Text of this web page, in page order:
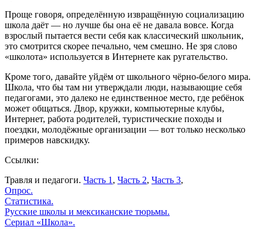
Проще говоря, определённую извращённую социализацию
школа даёт — но лучше бы она её не давала вовсе. Когда
взрослый пытается вести себя как классический школьник,
это смотрится скорее печально, чем смешно. Не зря слово
«школота» используется в Интернете как ругательство.
Кроме того, давайте уйдём от школьного чёрно-белого мира.
Школа, что бы там ни утверждали люди, называющие себя
педагогами, это далеко не единственное место, где ребёнок
может общаться. Двор, кружки, компьютерные клубы,
Интернет, работа родителей, туристические походы и
поездки, молодёжные организации — вот только несколько
примеров навскидку.
Ссылки:
Травля и педагоги. Часть 1 , Часть 2, Часть 3,
Опрос.
Статистика.
Русские школы и мексиканские тюрьмы.
Сериал «Школа».